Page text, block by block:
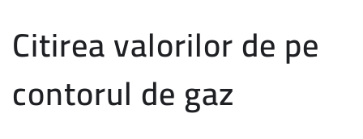
Citirea valorilor de pe
contorul de gaz